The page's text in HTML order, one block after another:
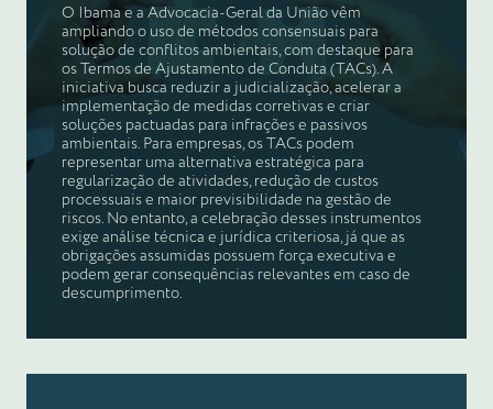
O Ibama e a Advocacia-Geral da União vêm
ampliando o uso de métodos consensuais para
solução de conflitos ambientais, com destaque para
os Termos de Ajustamento de Conduta (TACs). A
iniciativa busca reduzir a judicialização, acelerar a
implementação de medidas corretivas e criar
soluções pactuadas para infrações e passivos
ambientais. Para empresas, os TACs podem
representar uma alternativa estratégica para
regularização de atividades, redução de custos
processuais e maior previsibilidade na gestão de
riscos. No entanto, a celebração desses instrumentos
exige análise técnica e jurídica criteriosa, já que as
obrigações assumidas possuem força executiva e
podem gerar consequências relevantes em caso de
descumprimento.